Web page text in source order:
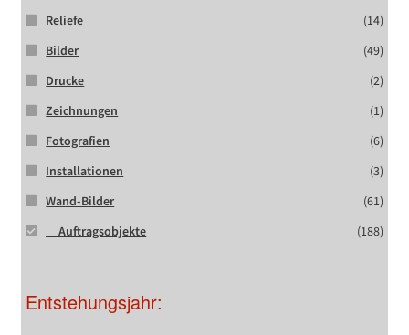
Reliefe
(14)
Bilder
(49)
Drucke
(2)
Zeichnungen
(1)
Fotografien
(6)
Installationen
(3)
Wand-Bilder
(61)
__Auftragsobjekte
(188)
Entstehungsjahr: